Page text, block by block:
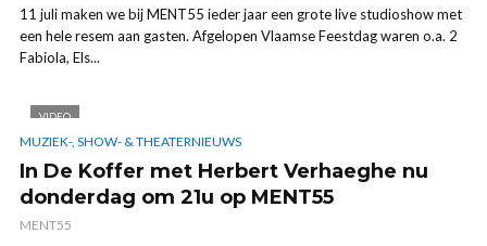
11 juli maken we bij MENT55 ieder jaar een grote live studioshow met
een hele resem aan gasten. Afgelopen Vlaamse Feestdag waren o.a. 2
Fabiola, Els...
VIDEO
MUZIEK-, SHOW- & THEATERNIEUWS
In De Koffer met Herbert Verhaeghe nu
donderdag om 21u op MENT55
MENT55